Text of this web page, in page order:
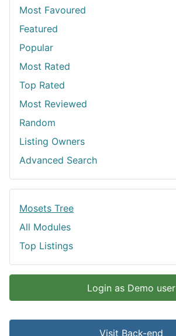
Most Favoured
Featured
Popular
Most Rated
Top Rated
Most Reviewed
Random
Listing Owners
Advanced Search
Mosets Tree
All Modules
Top Listings
Login as Demo user
Visit Back-end